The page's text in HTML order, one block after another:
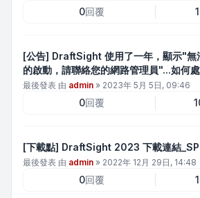
0回覆
[公告] DraftSight 使用了一年，顯示"無
的啟動，請聯絡您的網路管理員"...如何
最後發表 由 admin » 2023年 5月 5日, 09:46
0回覆
[下載點] DraftSight 2023 下載連結
最後發表 由 admin » 2022年 12月 29日, 14:48
0回覆